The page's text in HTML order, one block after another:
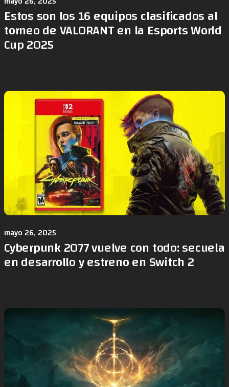
Estos son los 16 equipos clasificados al
torneo de VALORANT en la Esports World
Cup 2025
mayo 26, 2025
Cyberpunk 2077 vuelve con todo: secuela
en desarrollo y estreno en Switch 2